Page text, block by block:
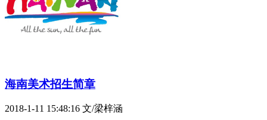
海南美术招生简章
2018-1-11 15:48:16 文/梁梓涵